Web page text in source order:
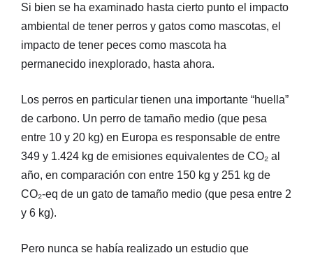
Si bien se ha examinado hasta cierto punto el impacto
ambiental de tener perros y gatos como mascotas, el
impacto de tener peces como mascota ha
permanecido inexplorado, hasta ahora.
Los perros en particular tienen una importante “huella”
de carbono. Un perro de tamaño medio (que pesa
entre 10 y 20 kg) en Europa es responsable de entre
349 y 1.424 kg de emisiones equivalentes de CO₂ al
año, en comparación con entre 150 kg y 251 kg de
CO₂-eq de un gato de tamaño medio (que pesa entre 2
y 6 kg).
Pero nunca se había realizado un estudio que